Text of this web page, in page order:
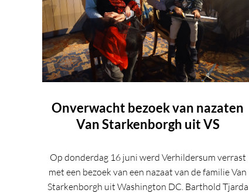
Onverwacht bezoek van nazaten
Van Starkenborgh uit VS
Op donderdag 16 juni werd Verhildersum verrast
met een bezoek van een nazaat van de familie Van
Starkenborgh uit Washington DC. Barthold Tjarda